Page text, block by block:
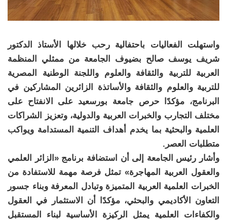
واستهلت الفعاليات باحتفالية رحب خلالها الأستاذ الدكتور
شريف يوسف صالح بضيوف الجامعة من ممثلي المنظمة
العربية للتربية والثقافة والعلوم واللجنة الوطنية المصرية
للتربية والعلوم والثقافة والأساتذة الزائرين المشاركين في
البرنامج، مؤكدًا حرص جامعة بورسعيد على الانفتاح على
مختلف التجارب والخبرات العربية والدولية، وتعزيز الشراكات
العلمية والبحثية بما يخدم أهداف التنمية المستدامة ويواكب
متطلبات العصر.
وأشار رئيس الجامعة إلى أن استضافة برنامج «الزائر العلمي
والعقول العربية المهاجرة» تمثل فرصة مهمة للاستفادة من
الخبرات العلمية العربية المتميزة وتبادل المعرفة وبناء جسور
التعاون الأكاديمي والبحثي، مؤكدًا أن الاستثمار في العقول
والكفاءات العلمية يمثل الركيزة الأساسية لبناء المستقبل